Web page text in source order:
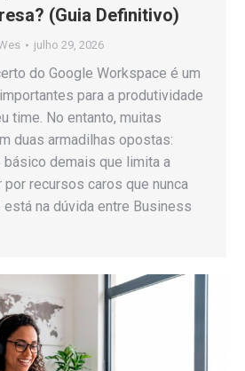
(Guia Definitivo)
julho 29, 2026
do Google Workspace é um
para a produtividade
time. No entanto, muitas
duas armadilhas opostas:
básico demais que limita a
por recursos caros que nunca
na dúvida entre Business